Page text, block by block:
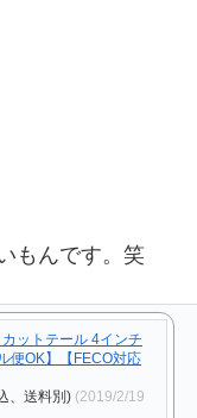
もんです。笑
ットテール 4インチ
便OK】【FECO対応
、送料別) (2019/2/19